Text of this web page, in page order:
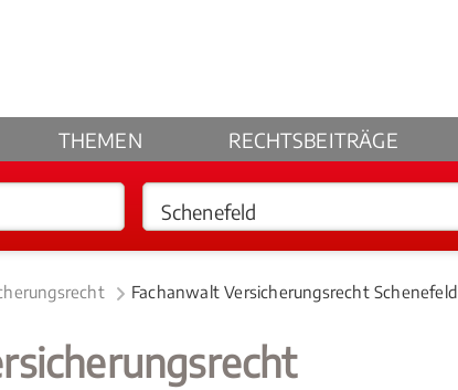
THEMEN RECHTSBEITRÄGE
Fachanwalt Versicherungsrecht Schenefeld